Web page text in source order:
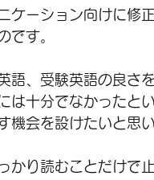
ケーション向けに修
です。
語、受験英語の良さ
は十分でなかったと
機会を設けたいと思
かり読むことだけで